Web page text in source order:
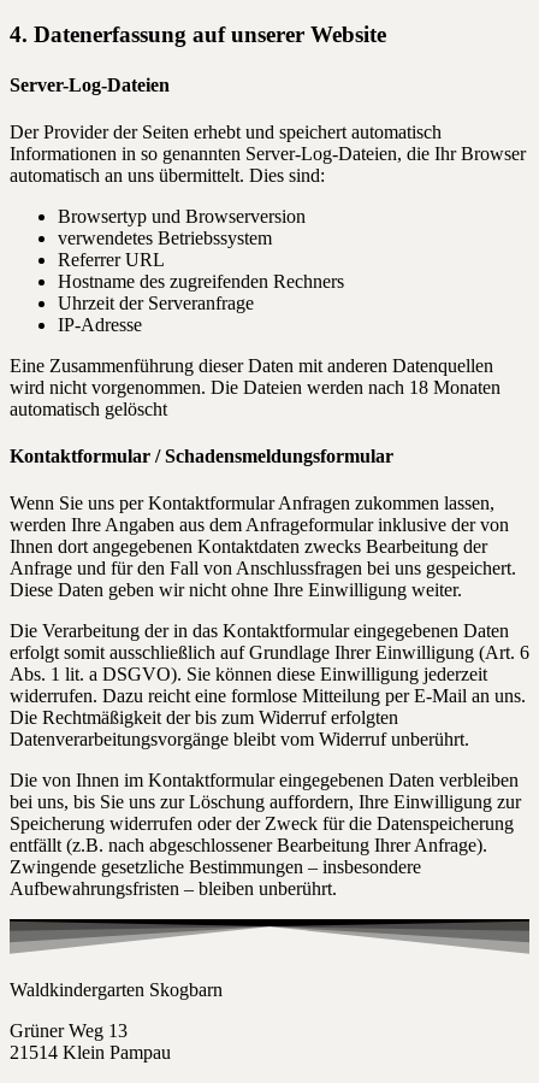
4. Datenerfassung auf unserer Website
Server-Log-Dateien
Der Provider der Seiten erhebt und speichert automatisch
Informationen in so genannten Server-Log-Dateien, die Ihr Browser
automatisch an uns übermittelt. Dies sind:
Browsertyp und Browserversion
verwendetes Betriebssystem
Referrer URL
Hostname des zugreifenden Rechners
Uhrzeit der Serveranfrage
IP-Adresse
Eine Zusammenführung dieser Daten mit anderen Datenquellen
wird nicht vorgenommen. Die Dateien werden nach 18 Monaten
automatisch gelöscht
Kontaktformular / Schadensmeldungsformular
Wenn Sie uns per Kontaktformular Anfragen zukommen lassen,
werden Ihre Angaben aus dem Anfrageformular inklusive der von
Ihnen dort angegebenen Kontaktdaten zwecks Bearbeitung der
Anfrage und für den Fall von Anschlussfragen bei uns gespeichert.
Diese Daten geben wir nicht ohne Ihre Einwilligung weiter.
Die Verarbeitung der in das Kontaktformular eingegebenen Daten
erfolgt somit ausschließlich auf Grundlage Ihrer Einwilligung (Art. 6
Abs. 1 lit. a DSGVO). Sie können diese Einwilligung jederzeit
widerrufen. Dazu reicht eine formlose Mitteilung per E-Mail an uns.
Die Rechtmäßigkeit der bis zum Widerruf erfolgten
Datenverarbeitungsvorgänge bleibt vom Widerruf unberührt.
Die von Ihnen im Kontaktformular eingegebenen Daten verbleiben
bei uns, bis Sie uns zur Löschung auffordern, Ihre Einwilligung zur
Speicherung widerrufen oder der Zweck für die Datenspeicherung
entfällt (z.B. nach abgeschlossener Bearbeitung Ihrer Anfrage).
Zwingende gesetzliche Bestimmungen – insbesondere
Aufbewahrungsfristen – bleiben unberührt.
Waldkindergarten Skogbarn
Grüner Weg 13
21514 Klein Pampau